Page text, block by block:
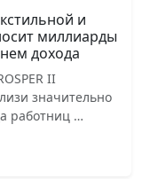
и
миллиарды
дохода
II
значительно
работниц …